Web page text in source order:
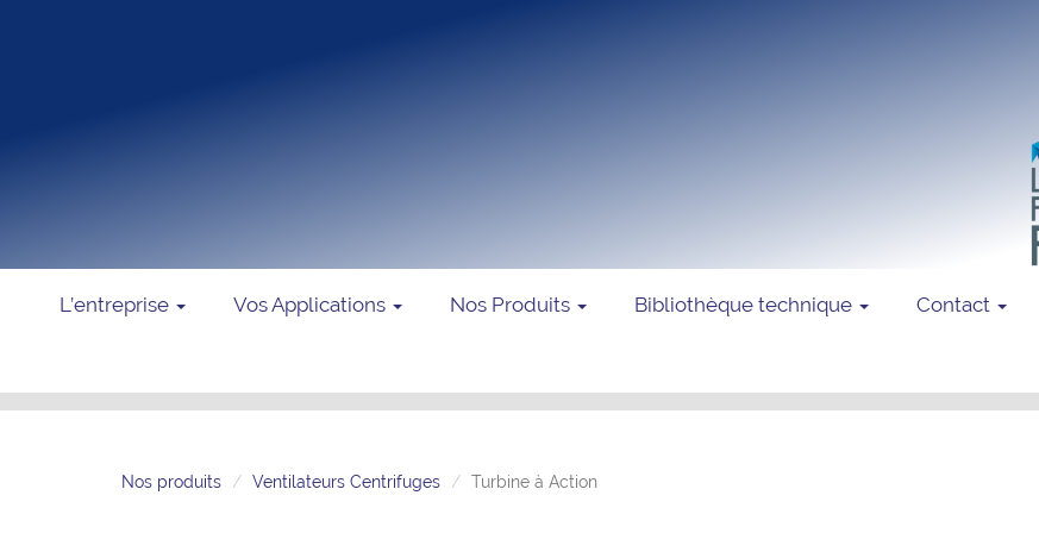
L’entreprise Vos Applications Nos Produits Bibliothèque technique Contact
Nos produits Ventilateurs Centrifuges Turbine à Action